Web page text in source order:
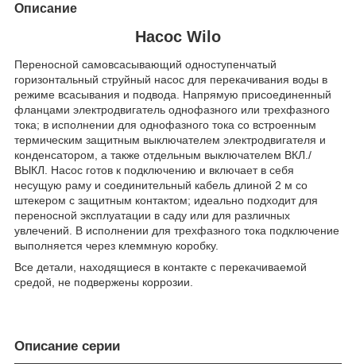
Описание
Насос Wilo
Переносной самовсасывающий одноступенчатый
горизонтальный струйный насос для перекачивания воды в
режиме всасывания и подвода. Напрямую присоединенный
фланцами электродвигатель однофазного или трехфазного
тока; в исполнении для однофазного тока со встроенным
термическим защитным выключателем электродвигателя и
конденсатором, а также отдельным выключателем ВКЛ./
ВЫКЛ. Насос готов к подключению и включает в себя
несущую раму и соединительный кабель длиной 2 м со
штекером с защитным контактом; идеально подходит для
переносной эксплуатации в саду или для различных
увлечений. В исполнении для трехфазного тока подключение
выполняется через клеммную коробку.
Все детали, находящиеся в контакте с перекачиваемой
средой, не подвержены коррозии.
Описание серии